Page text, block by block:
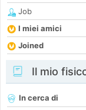
Job
I miei amici
Joined
Il mio
In cerca di